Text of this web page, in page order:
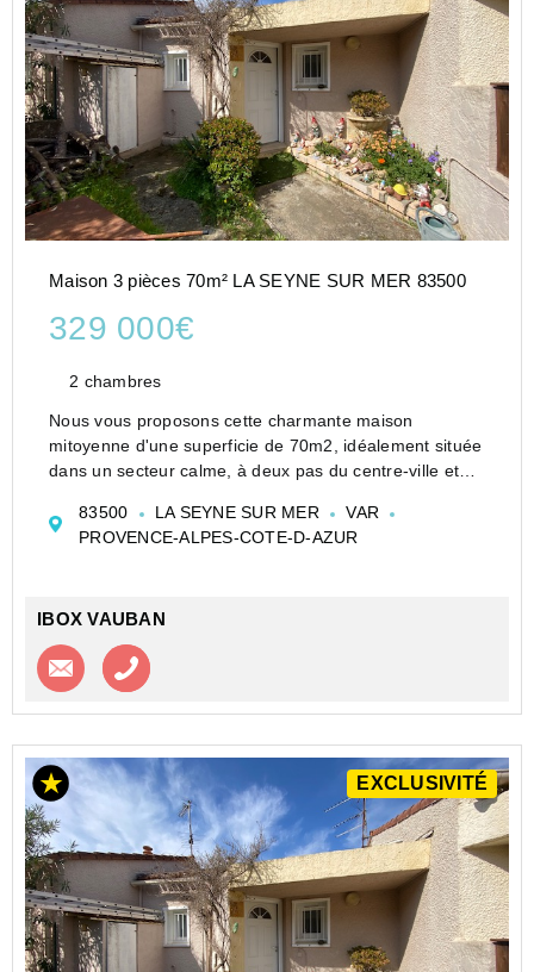
Maison 3 pièces 70m² LA SEYNE SUR MER 83500
329 000€
2 chambres
Nous vous proposons cette charmante maison
mitoyenne d'une superficie de 70m2, idéalement située
dans un secteur calme, à deux pas du centre-ville et
Elle est construite sur un terrain de 150 m2 et
comprend de nombreux atouts .
83500 LA SEYNE SUR MER
VAR
PROVENCE-ALPES-COTE-D-AZUR
IBOX VAUBAN
Contacter l'agence
EXCLUSIVITÉ